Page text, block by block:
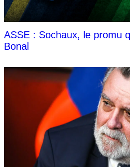
ASSE : Sochaux, le promu
Bonal